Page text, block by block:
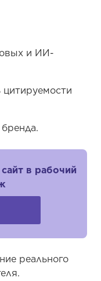
и ИИ-
цитируемости
в рабочий
реального